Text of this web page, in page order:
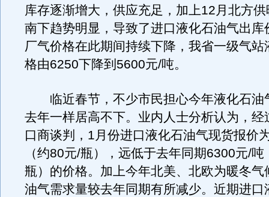
库存逐渐增大，供应充足，加上12月北方
南下趋势明显，导致了进口液化石油气出库
厂气价格在此期间持续下降，我省一级气站
格由6250下降到5600元/吨。
临近春节，不少市民担心今年液化石油
去年一样居高不下。业内人士分析认为，经
口商谈判，1月份进口液化石油气现货报价
（约80元/瓶），远低于去年同期6300元/
瓶）的价格。加上今年北美、北欧为暖冬气
油气需求量较去年同期有所减少。近期进口